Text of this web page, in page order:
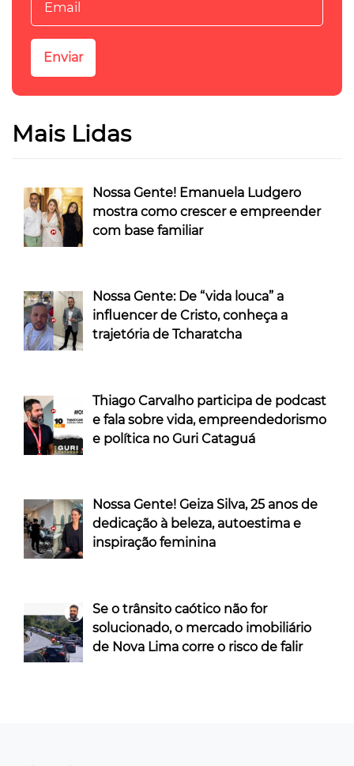
Mais Lidas
Nossa Gente! Emanuela Ludgero
mostra como crescer e empreender
com base familiar
Nossa Gente: De “vida louca” a
influencer de Cristo, conheça a
trajetória de Tcharatcha
Thiago Carvalho participa de podcast
e fala sobre vida, empreendedorismo
e política no Guri Cataguá
Nossa Gente! Geiza Silva, 25 anos de
dedicação à beleza, autoestima e
inspiração feminina
Se o trânsito caótico não for
solucionado, o mercado imobiliário
de Nova Lima corre o risco de falir